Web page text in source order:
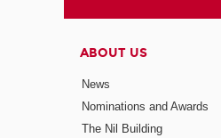
ABOUT US
News
Nominations and Awards
The Nil Building